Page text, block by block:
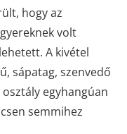
hogy az
volt
A kivétel
sápatag, szenvedő
egyhangúan
semmihez